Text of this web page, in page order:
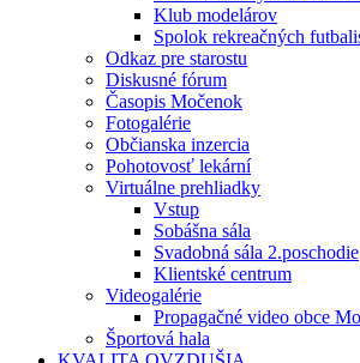
Klub modelárov
Spolok rekreačných
Odkaz pre starostu
Diskusné fórum
Časopis Močenok
Fotogalérie
Občianska inzercia
Pohotovosť lekární
Virtuálne prehliadky
Vstup
Sobášna sála
Svadobná sála 2.poschodie
Klientské centrum
Videogalérie
Propagačné video obce
Športová hala